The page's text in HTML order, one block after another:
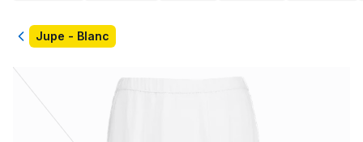
RetourJupe - Blanc